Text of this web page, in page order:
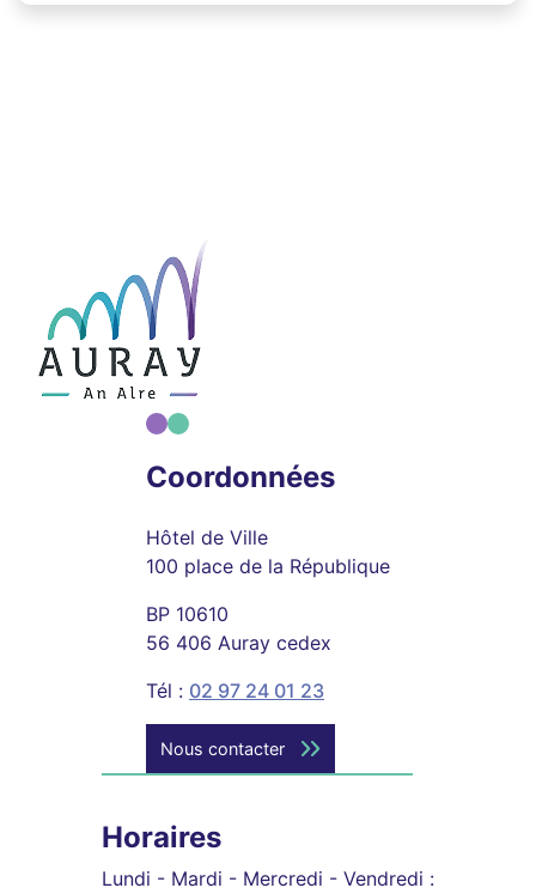
Coordonnées
Hôtel de Ville
100 place de la République
BP 10610
56 406 Auray cedex
Tél : 02 97 24 01 23
Nous contacter
Horaires
Lundi - Mardi - Mercredi - Vendredi :